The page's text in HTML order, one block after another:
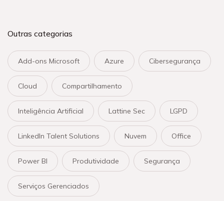
Outras categorias
Add-ons Microsoft Azure Cibersegurança
Cloud Compartilhamento
Inteligência Artificial Lattine Sec LGPD
LinkedIn Talent Solutions Nuvem Office
Power BI Produtividade Segurança
Serviços Gerenciados